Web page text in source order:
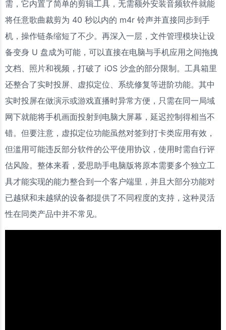
需，它内置了简单的剪辑工具，无需额外安装音频软件就能
将任意歌曲裁剪为 40 秒以内的 m4r 铃声并直接同步到手
机，操作链条缩短了不少。再深入一层，文件管理模块让设
备变身 U 盘成为可能，可以直接在电脑与手机应用之间拖拽
文档、照片和视频，打破了 iOS 沙盒的部分限制。工具箱里
还整合了实时投屏、虚拟定位、系统修复等进阶功能。其中
实时投屏在做演示或游戏直播时异常方便，只需在同一局域
网下就能将手机画面投射到电脑大屏幕，延迟控制得相当不
错。但要注意，虚拟定位功能虽然对签到打卡类应用有效，
但滥用可能违反部分软件的公平使用协议，使用时需自行评
估风险。整体来看，爱思助手电脑版将原本需要多个独立工
具才能实现的能力整合到一个客户端里，并且大部分功能对
已越狱和未越狱的设备都提供了不同程度的支持，这种灵活
性在同类产品中并不常见。